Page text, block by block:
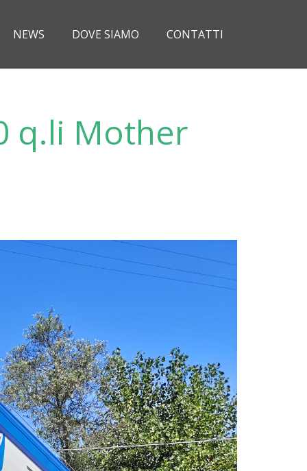
NEWS DOVE SIAMO CONTATTI
q.li Mother